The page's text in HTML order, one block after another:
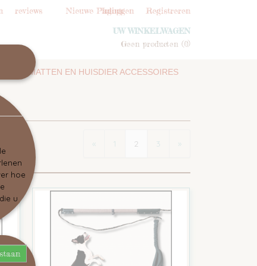
reviews Nieuwe Pagina
Inloggen Registreren
UW WINKELWAGEN
Geen producten (0)
EN HUISDIER ACCESSOIRES
« 1 2 3 »
hoe
u